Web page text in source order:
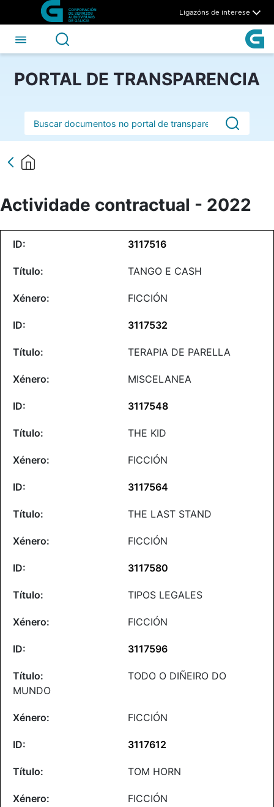
Skip to Main Content
Actividade contractual -
Ligazóns de interese
PORTAL DE TRANSPARENCIA
Barra de busca
Actividade contractual - 2022
3117516
TANGO E CASH
FICCIÓN
3117532
TERAPIA DE PARELLA
MISCELANEA
3117548
THE KID
FICCIÓN
3117564
THE LAST STAND
FICCIÓN
3117580
TIPOS LEGALES
FICCIÓN
3117596
TODO O DIÑEIRO DO
MUNDO
FICCIÓN
3117612
TOM HORN
FICCIÓN